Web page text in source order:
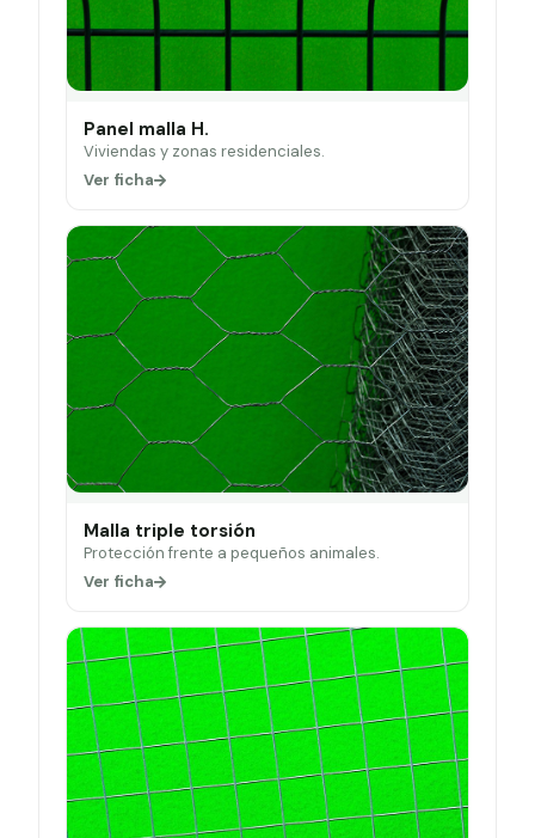
Panel malla H.
Viviendas y zonas residenciales.
Ver ficha
Malla triple torsión
Protección frente a pequeños animales.
Ver ficha